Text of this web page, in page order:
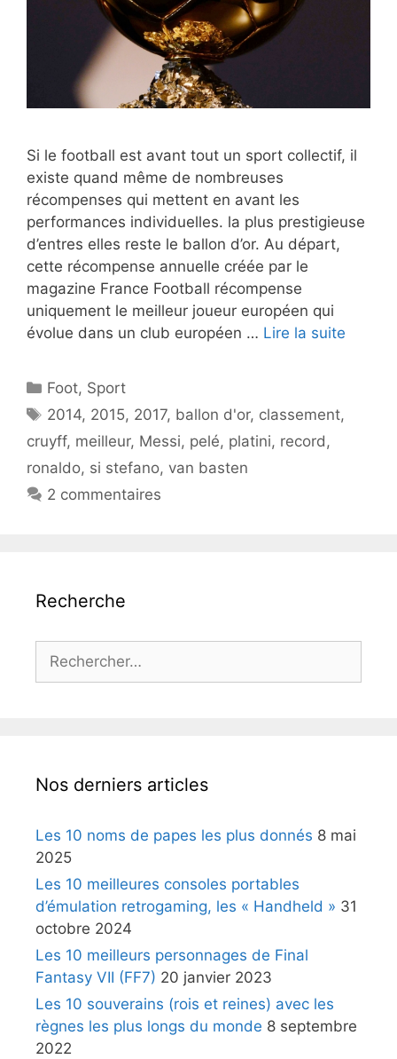
Si le football est avant tout un sport collectif, il
existe quand même de nombreuses
récompenses qui mettent en avant les
performances individuelles. la plus prestigieuse
d’entres elles reste le ballon d’or. Au départ,
cette récompense annuelle créée par le
magazine France Football récompense
uniquement le meilleur joueur européen qui
évolue dans un club européen … Lire la suite
Catégories
Foot, Sport
Étiquettes
2014, 2015, 2017, ballon d'or, classement,
cruyff, meilleur, Messi, pelé, platini, record,
ronaldo, si stefano, van basten
2 commentaires
Recherche
Rechercher :
Nos derniers articles
Les 10 noms de papes les plus donnés 8 mai
2025
Les 10 meilleures consoles portables
d’émulation retrogaming, les « Handheld » 31
octobre 2024
Les 10 meilleurs personnages de Final
Fantasy VII (FF7) 20 janvier 2023
Les 10 souverains (rois et reines) avec les
règnes les plus longs du monde 8 septembre
2022